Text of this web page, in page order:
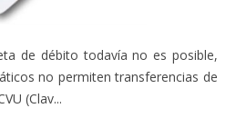
de débito todavía no es posible,
no permiten transferencias de
(Clav...